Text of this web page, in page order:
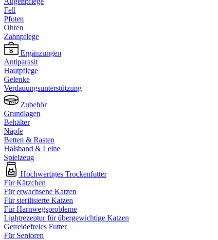
Fell
Pfoten
Ohren
Zahnpflege
Ergänzungen
Antiparasit
Hautpflege
Gelenke
Verdauungsunterstützung
Zubehör
Grundlagen
Behälter
Näpfe
Betten & Rasten
Halsband & Leine
Spielzeug
Hochwertiges Trockenfutter
Für Kätzchen
Für erwachsene Katzen
Für sterilisierte Katzen
Für Harnwegsprobleme
Lightrezeptur für übergewichtige Katzen
Getreidefreies Futter
Für Senioren